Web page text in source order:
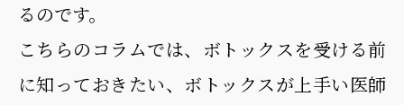
るのです。
こちらのコラムでは、ボトックスを受ける前
に知っておきたい、ボトックスが上手い医師